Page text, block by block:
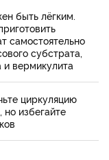
быть лёгким.
самостоятельно
субстрата,
и вермикулита
циркуляцию
но избегайте